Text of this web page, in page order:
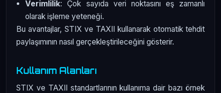
Verimlilik: Çok sayıda veri noktasını eş zamanlı
olarak işleme yeteneği.
Bu avantajlar, STIX ve TAXII kullanarak otomatik tehdit
paylaşımının nasıl gerçekleştirileceğini gösterir.
Kullanım Alanları
STIX ve TAXII standartlarının kullanıma dair bazı örnek